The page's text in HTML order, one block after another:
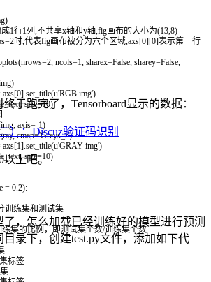
1行1列,不共享x轴和y轴,fig画布的大小为(13,8)
时,代表fig画布被分为六个区域,axs[0][0]表示第一行
(nrows=2, ncols=1, sharex=False, sharey=False,
)
axs[0].set_title(u'RGB img')
, size=10)
img, axis=-1)
, cmap='Greys_r')
axs[1].set_title(u'GRAY img')
, size=10)
= 0.2):
练集和测试集
的比例，即测试集个数/训练集个数
标签
于跑完了，Tensorboard显示的数据：
以上吧。
，怎么加载已经训练好的模型进行预测
目录下，创建test.py文件，添加如下代